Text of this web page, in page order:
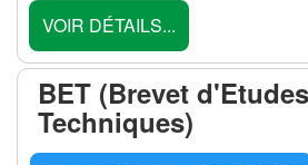
VOIR DÉTAILS...
BET (Brevet d'Etudes
Techniques)